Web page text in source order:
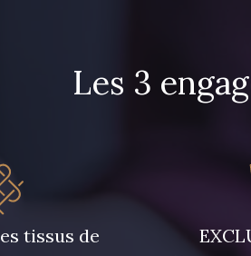
5714 - Lichen sombre
Rubis
Les 3
tissus de